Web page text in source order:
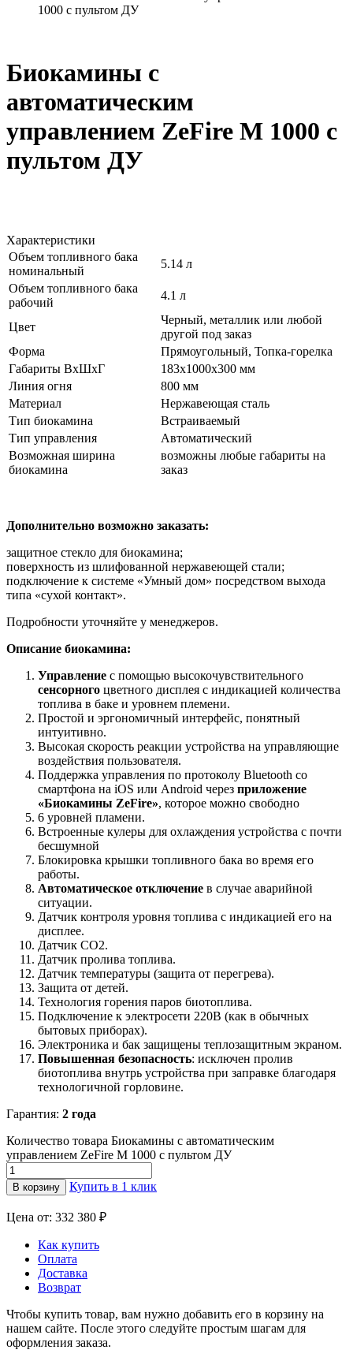
1000 с пультом ДУ
Биокамины с
автоматическим
управлением ZeFire М 1000 с
пультом ДУ
Характеристики
Объем топливного бака
номинальный
5.14 л
Объем топливного бака
рабочий
4.1 л
Цвет
Черный, металлик или любой
другой под заказ
Форма
Прямоугольный, Топка-горелка
Габариты ВхШхГ
183x1000x300 мм
Линия огня
800 мм
Материал
Нержавеющая сталь
Тип биокамина
Встраиваемый
Тип управления
Автоматический
Возможная ширина
биокамина
возможны любые габариты на
заказ
Дополнительно возможно заказать:
защитное стекло для биокамина;
поверхность из шлифованной нержавеющей стали;
подключение к системе «Умный дом» посредством выхода
типа «сухой контакт».
Подробности уточняйте у менеджеров.
Описание биокамина:
Управление с помощью высокочувствительного
сенсорного цветного дисплея с индикацией количества
топлива в баке и уровнем племени.
Простой и эргономичный интерфейс, понятный
интуитивно.
Высокая скорость реакции устройства на управляющие
воздействия пользователя.
Поддержка управления по протоколу Bluetooth со
смартфона на iOS или Android через приложение
«Биокамины ZeFire», которое можно свободно
6 уровней пламени.
Встроенные кулеры для охлаждения устройства с почти
бесшумной
Блокировка крышки топливного бака во время его
работы.
Автоматическое отключение в случае аварийной
ситуации.
Датчик контроля уровня топлива с индикацией его на
дисплее.
Датчик СО2.
Датчик пролива топлива.
Датчик температуры (защита от перегрева).
Защита от детей.
Технология горения паров биотоплива.
Подключение к электросети 220В (как в обычных
бытовых приборах).
Электроника и бак защищены теплозащитным экраном.
Повышенная безопасность: исключен пролив
биотоплива внутрь устройства при заправке благодаря
технологичной горловине.
Гарантия: 2 года
Количество товара Биокамины с автоматическим
управлением ZeFire М 1000 с пультом ДУ
В корзину Купить в 1 клик
Цена от: 332 380 ₽
Как купить
Оплата
Доставка
Возврат
Чтобы купить товар, вам нужно добавить его в корзину на
нашем сайте. После этого следуйте простым шагам для
оформления заказа.